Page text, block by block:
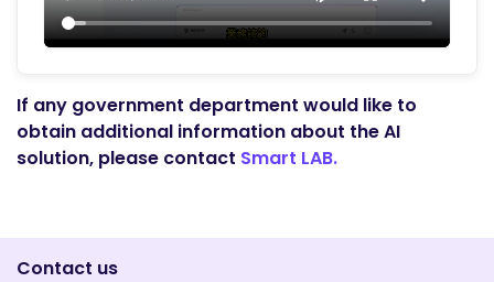
If any government department would like to
obtain additional information about the AI
solution, please contact Smart LAB.
Contact us